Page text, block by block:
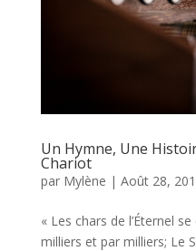
Un Hymne, Une
Chariot
par Mylène | Août 28,
« Les chars de l’Éternel
milliers et par milliers; Le